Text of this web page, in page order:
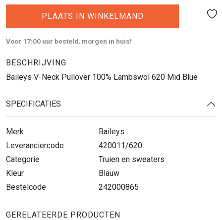
PLAATS IN WINKELMAND
Voor 17:00 uur besteld, morgen in huis!
BESCHRIJVING
Baileys V-Neck Pullover 100% Lambswol 620 Mid Blue
SPECIFICATIES
Merk
Baileys
Leveranciercode
420011/620
Categorie
Truien en sweaters
Kleur
Blauw
Bestelcode
242000865
GERELATEERDE PRODUCTEN